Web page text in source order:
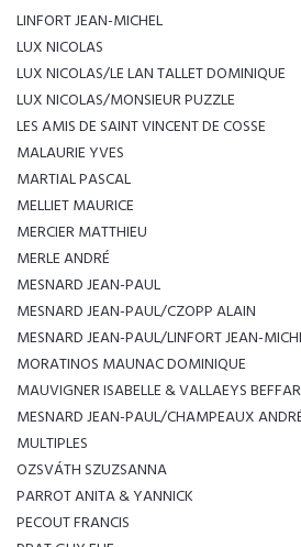
LINFORT JEAN-MICHEL
LUX NICOLAS
LUX NICOLAS/LE LAN TALLET DOMINIQUE
LUX NICOLAS/MONSIEUR PUZZLE
LES AMIS DE SAINT VINCENT DE COSSE
MALAURIE YVES
MARTIAL PASCAL
MELLIET MAURICE
MERCIER MATTHIEU
MERLE ANDRÉ
MESNARD JEAN-PAUL
MESNARD JEAN-PAUL/CZOPP ALAIN
MESNARD JEAN-PAUL/LINFORT JEAN-
MORATINOS MAUNAC DOMINIQUE
MAUVIGNER ISABELLE & VALLAEYS
MESNARD JEAN-PAUL/CHAMPEAUX
MULTIPLES
OZSVÁTH SZUZSANNA
PARROT ANITA & YANNICK
PECOUT FRANCIS